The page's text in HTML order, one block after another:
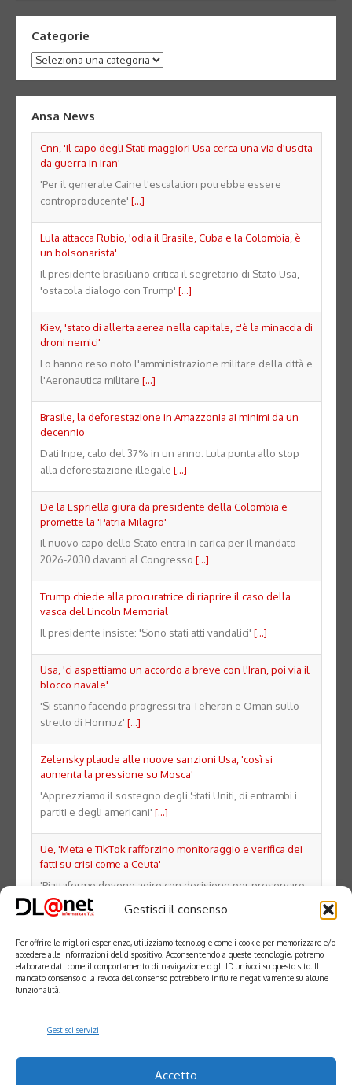
Gestisci il consenso
Per offrire le migliori esperienze, utilizziamo tecnologie come i cookie per memorizzare e/o
accedere alle informazioni del dispositivo. Acconsentendo a queste tecnologie, potremo
elaborare dati come il comportamento di navigazione o gli ID univoci su questo sito. Il
mancato consenso o la revoca del consenso potrebbero influire negativamente su alcune
funzionalità.
Gestisci servizi
Accetto
Categorie
Categorie
Ansa News
Cnn, 'il capo degli Stati maggiori Usa cerca una via d'uscita
da guerra in Iran'
'Per il generale Caine l'escalation potrebbe essere
controproducente' [...]
Lula attacca Rubio, 'odia il Brasile, Cuba e la Colombia, è
un bolsonarista'
Il presidente brasiliano critica il segretario di Stato Usa,
'ostacola dialogo con Trump' [...]
Kiev, 'stato di allerta aerea nella capitale, c'è la minaccia di
droni nemici'
Lo hanno reso noto l'amministrazione militare della città e
l'Aeronautica militare [...]
Brasile, la deforestazione in Amazzonia ai minimi da un
decennio
Dati Inpe, calo del 37% in un anno. Lula punta allo stop
alla deforestazione illegale [...]
De la Espriella giura da presidente della Colombia e
promette la 'Patria Milagro'
Il nuovo capo dello Stato entra in carica per il mandato
2026-2030 davanti al Congresso [...]
Trump chiede alla procuratrice di riaprire il caso della
vasca del Lincoln Memorial
Il presidente insiste: 'Sono stati atti vandalici' [...]
Usa, 'ci aspettiamo un accordo a breve con l'Iran, poi via il
blocco navale'
'Si stanno facendo progressi tra Teheran e Oman sullo
stretto di Hormuz' [...]
Zelensky plaude alle nuove sanzioni Usa, 'così si
aumenta la pressione su Mosca'
'Apprezziamo il sostegno degli Stati Uniti, di entrambi i
partiti e degli americani' [...]
Ue, 'Meta e TikTok rafforzino monitoraggio e verifica dei
fatti su crisi come a Ceuta'
'Piattaforme devono agire con decisione per preservare
l'integrità dello spazio digitale'
Raid russi su Kiev, tre morti tra cui un bambino vicino alla
capitale
Due ondate di attacchi, esplosioni avvertite anche a
Dnipro